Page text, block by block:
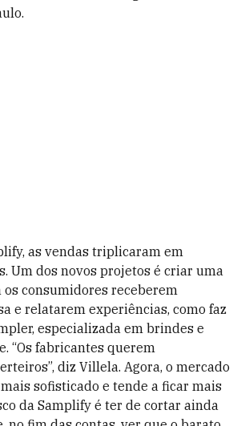
as vendas triplicaram em
Um dos novos projetos é criar uma
consumidores receberem
e relatarem experiências, como faz
especializada em brindes e
“Os fabricantes querem
diz Villela. Agora, o mercado
sofisticado e tende a ficar mais
da Samplify é ter de cortar ainda